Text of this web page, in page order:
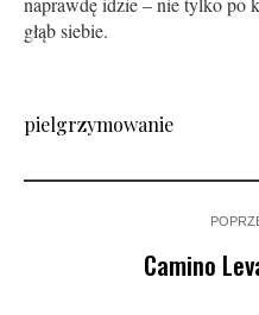
głąb siebie.
pielgrzymowanie
Camino